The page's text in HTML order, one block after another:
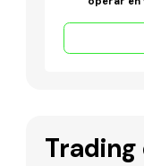
Trading